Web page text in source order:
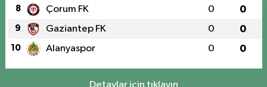
8 Çorum FK 0 0
9 Gaziantep FK 0 0
10 Alanyaspor 0 0
Detaylar için tıklayın